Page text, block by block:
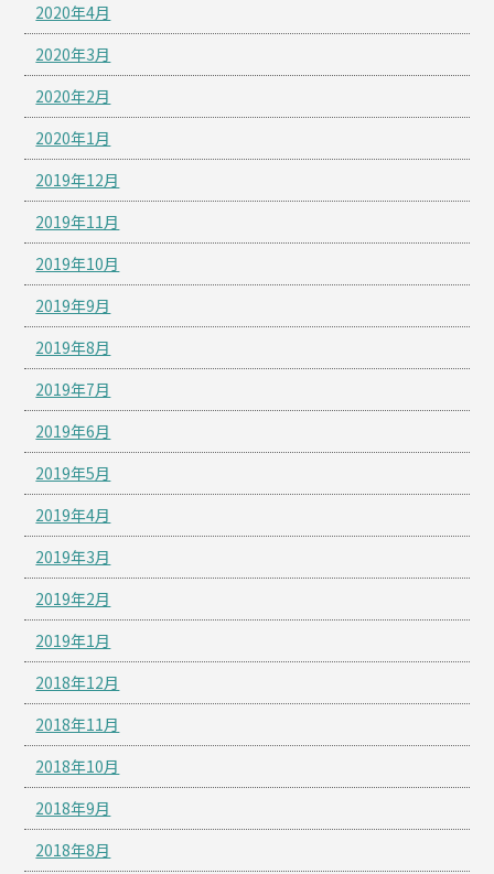
2020年4月
2020年3月
2020年2月
2020年1月
2019年12月
2019年11月
2019年10月
2019年9月
2019年8月
2019年7月
2019年6月
2019年5月
2019年4月
2019年3月
2019年2月
2019年1月
2018年12月
2018年11月
2018年10月
2018年9月
2018年8月